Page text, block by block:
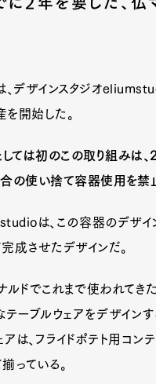
、デザインスタジオ
を開始した。
しては初のこの取り組みは
の使い捨て容器使用を禁
は、この容器のデザ
成させたデザインだ。
ドでこれまで使われてき
ーブルウェアをデザイン
は、フライドポテト用コン
っている。